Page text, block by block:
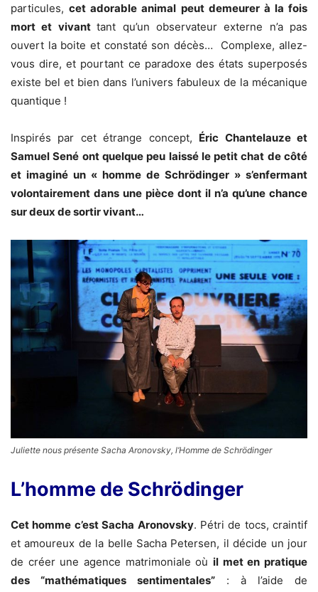
particules,cet adorable animal peut demeurer à la fois
mort et vivanttant qu’un observateur externe n’a pas
ouvert la boite et constaté son décès…
Complexe, allez-
vous dire, et pourtant ce paradoxe des états superposés
existe bel et bien dans l’univers fabuleux de la mécanique
quantique !
Inspirés par cet étrange concept, Éric Chantelauze et
Samuel Sené ont quelque peu laissé le petit chat de côté
et imaginé un « homme de Schrödinger » s’enfermant
volontairement dans une pièce dont il n’a qu’une chance
sur deux de sortir vivant…
Juliette nous présente Sacha Aronovsky, l’Homme de Schrödinger
L’homme de Schrödinger
Cet homme c’est Sacha Aronovsky. Pétri de tocs, craintif
et amoureux de la belle Sacha Petersen, il décide un jour
de créer une agence matrimoniale où il met en pratique
des “mathématiques sentimentales” : à l’aide de